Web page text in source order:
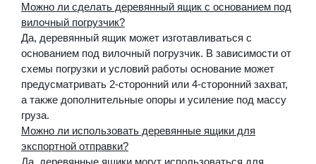
Можно ли сделать деревянный ящик с основанием под
вилочный погрузчик?
Да, деревянный ящик может изготавливаться с
основанием под вилочный погрузчик. В зависимости от
схемы погрузки и условий работы основание может
предусматривать 2-сторонний или 4-сторонний захват,
а также дополнительные опоры и усиление под массу
груза.
Можно ли использовать деревянные ящики для
экспортной отправки?